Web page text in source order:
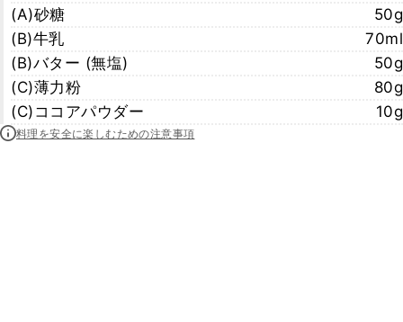
(A)砂糖
50g
(B)牛乳
70ml
(B)バター (無塩)
50g
(C)薄力粉
80g
(C)ココアパウダー
10g
料理を安全に楽しむための注意事項